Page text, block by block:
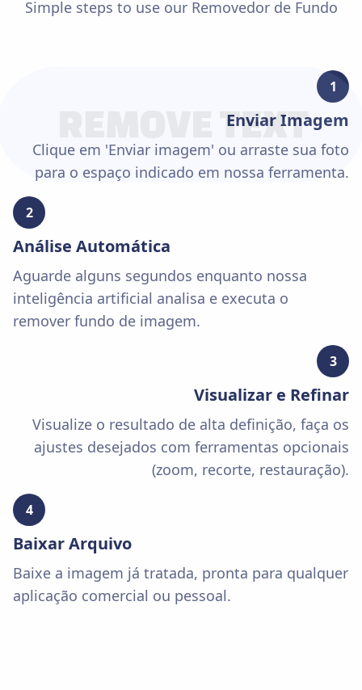
Simple steps to use our Removedor de Fundo
1
Enviar Imagem
Clique em 'Enviar imagem' ou arraste sua foto
para o espaço indicado em nossa ferramenta.
2
Análise Automática
Aguarde alguns segundos enquanto nossa
inteligência artificial analisa e executa o
remover fundo de imagem.
3
Visualizar e Refinar
Visualize o resultado de alta definição, faça os
ajustes desejados com ferramentas opcionais
(zoom, recorte, restauração).
4
Baixar Arquivo
Baixe a imagem já tratada, pronta para qualquer
aplicação comercial ou pessoal.